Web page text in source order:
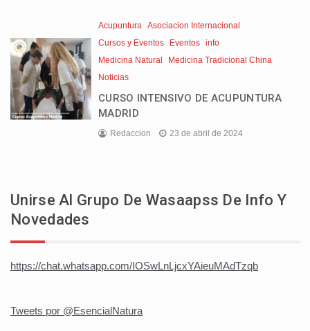
Acupuntura Asociacion Internacional
Cursos y Eventos
Eventos info
Medicina Natural
Medicina Tradicional China
Noticias
CURSO INTENSIVO DE ACUPUNTURA
MADRID
Redaccion 23 de abril de 2024
Unirse Al Grupo De Wasaapss De Info Y
Novedades
https://chat.whatsapp.com/IOSwLnLjcxYAieuMAdTzqb
Tweets por @EsencialNatura